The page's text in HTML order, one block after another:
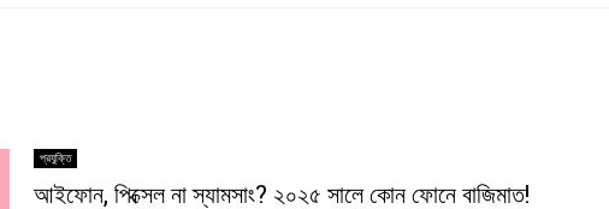
প্রযুক্তি
আইফোন, পিক্সেল না স্যামসাং? ২০২৫ সালে কোন ফোনে বাজিমাত!